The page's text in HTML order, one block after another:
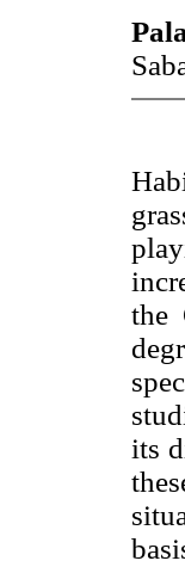
the
its